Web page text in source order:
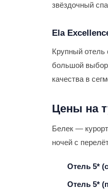
звёздочный
Ela
Крупный отель
большой выбор
качества в
Цены на
Белек —
ночей с
Отель 5*
Отель 5*